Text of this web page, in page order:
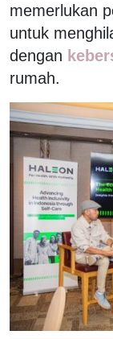
memerlukan
untuk
dengan
rumah.